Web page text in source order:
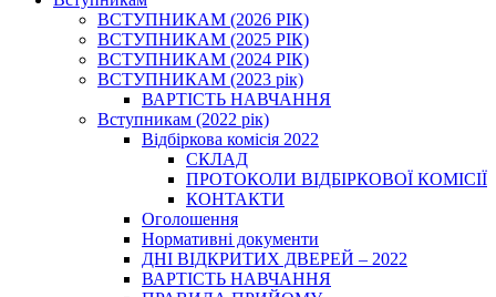
ВСТУПНИКАМ (2026 РІК)
ВСТУПНИКАМ (2025 РІК)
ВСТУПНИКАМ (2024 РІК)
ВСТУПНИКАМ (2023 рік)
ВАРТІСТЬ НАВЧАННЯ
Вступникам (2022 рік)
Відбіркова комісія 2022
СКЛАД
ПРОТОКОЛИ ВІДБІРКОВОЇ КОМІСІЇ
КОНТАКТИ
Оголошення
Нормативні документи
ДНІ ВІДКРИТИХ ДВЕРЕЙ – 2022
ВАРТІСТЬ НАВЧАННЯ